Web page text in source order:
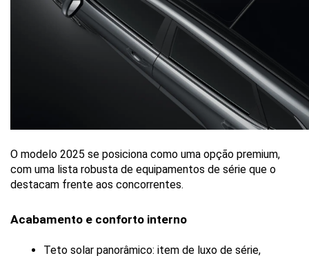
O modelo 2025 se posiciona como uma opção premium,
com uma lista robusta de equipamentos de série que o
destacam frente aos concorrentes.
Acabamento e conforto interno
Teto solar panorâmico: item de luxo de série,